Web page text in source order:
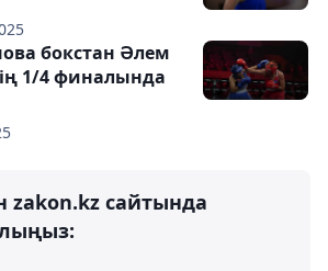
бокстан Әлем
1/4 финалында
сайтында